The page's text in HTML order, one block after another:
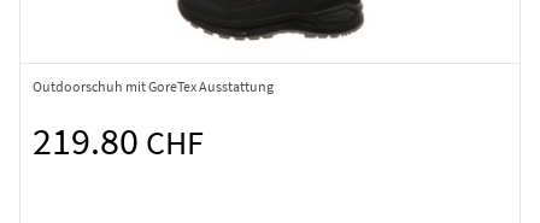
Outdoorschuh mit GoreTex Ausstattung
219.80 CHF